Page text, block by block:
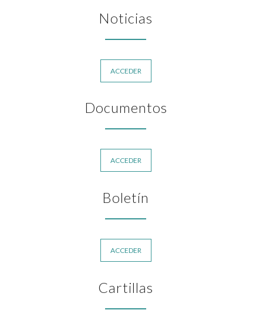
Noticias
ACCEDER
Documentos
ACCEDER
Boletín
ACCEDER
Cartillas